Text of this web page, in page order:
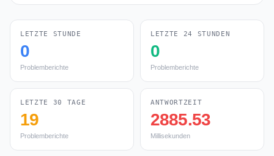
LETZTE STUNDE
0
Problemberichte
LETZTE 24 STUNDEN
0
Problemberichte
LETZTE 30 TAGE
19
Problemberichte
ANTWORTZEIT
2885.53
Millisekunden